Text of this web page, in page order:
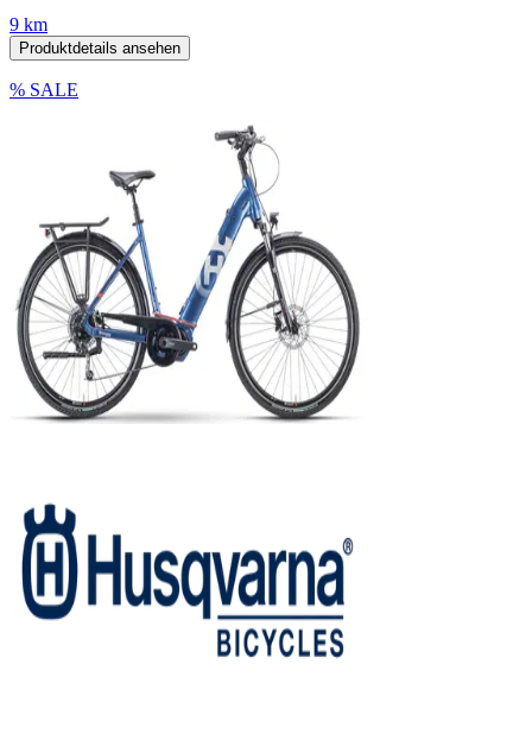
9 km
Produktdetails ansehen
% SALE